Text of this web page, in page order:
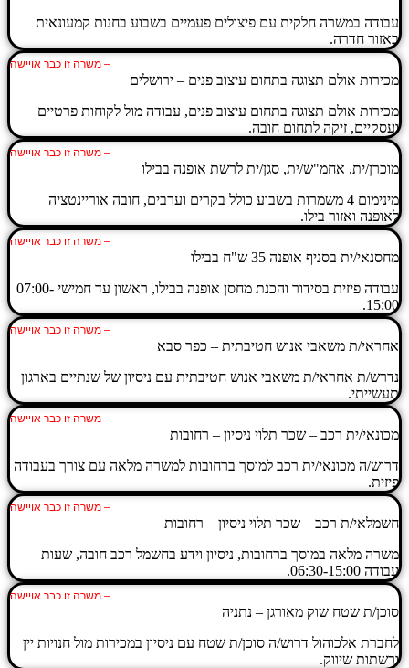
עבודה במשרה חלקית עם פיצולים פעמיים בשבוע בחנות קמעונאית
באזור חדרה.
– משרה זו כבר אויישה
מכירות אולם תצוגה בתחום עיצוב פנים – ירושלים
מכירות אולם תצוגה בתחום עיצוב פנים, עבודה מול לקוחות פרטיים
ועסקיים, זיקה לתחום חובה.
– משרה זו כבר אויישה
מוכרן/ית, אחמ"ש/ית, סגן/ית לרשת אופנה בבילו
מינימום 4 משמרות בשבוע כולל בקרים וערבים, חובה אוריינטציה
לאופנה ואזור בילו.
– משרה זו כבר אויישה
מחסנאי/ית בסניף אופנה 35 ש"ח בבילו
עבודה פיזית בסידור והכנת מחסן אופנה בבילו, ראשון עד חמישי 07:00-
15:00.
– משרה זו כבר אויישה
אחראי/ת משאבי אנוש חטיבתית – כפר סבא
נדרש/ת אחראי/ת משאבי אנוש חטיבתית עם ניסיון של שנתיים בארגון
תעשייתי.
– משרה זו כבר אויישה
מכונאי/ית רכב – שכר תלוי ניסיון – רחובות
דרוש/ה מכונאי/ית רכב למוסך ברחובות למשרה מלאה עם צורך בעבודה
פיזית.
– משרה זו כבר אויישה
חשמלאי/ת רכב – שכר תלוי ניסיון – רחובות
משרה מלאה במוסך ברחובות, ניסיון וידע בחשמל רכב חובה, שעות
עבודה 06:30-15:00.
– משרה זו כבר אויישה
סוכן/ת שטח שוק מאורגן – נתניה
לחברת אלכוהול דרוש/ה סוכן/ת שטח עם ניסיון במכירות מול חנויות יין
ורשתות שיווק.